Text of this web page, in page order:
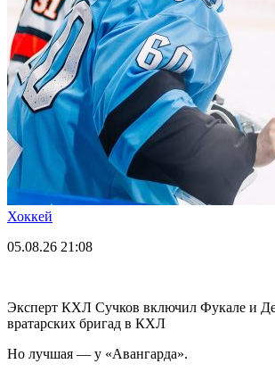
Хоккей
05.08.26 21:08
Эксперт КХЛ Сучков включил Фукале и
вратарских бригад в КХЛ
Но лучшая — у «Авангарда».